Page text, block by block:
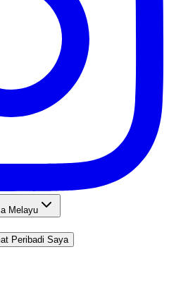
Melayu
Peribadi Saya